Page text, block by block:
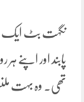
نگہت بٹ ایک
پابند اور اپنے
تھی۔ وہ بہت